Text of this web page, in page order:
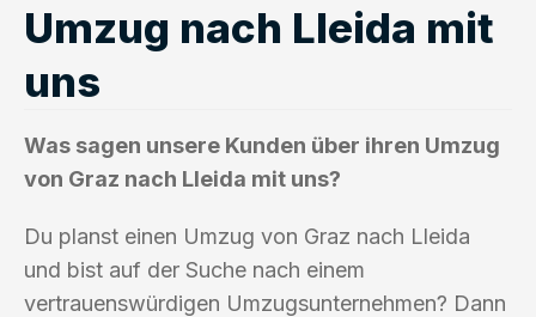
Umzug nach Lleida mit
uns
Was sagen unsere Kunden über ihren Umzug
von Graz nach Lleida mit uns?
Du planst einen Umzug von Graz nach Lleida
und bist auf der Suche nach einem
vertrauenswürdigen Umzugsunternehmen? Dann